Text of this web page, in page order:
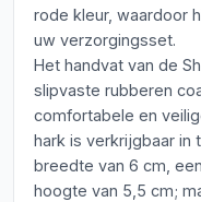
rode kleur, waardoor
uw verzorgingsset.
Het handvat van de
slipvaste rubberen
comfortabele en
hark is verkrijgbaar in
breedte van 6 cm,
hoogte van 5,5 cm;